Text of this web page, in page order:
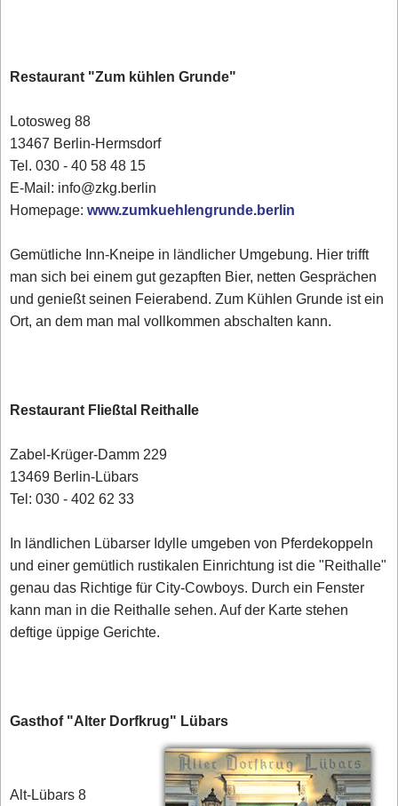
Restaurant "Zum kühlen Grunde"
Lotosweg 88
13467 Berlin-Hermsdorf
Tel. 030 - 40 58 48 15
E-Mail: info@zkg.berlin
Homepage:www.zumkuehlengrunde.berlin
Gemütliche Inn-Kneipe in ländlicher Umgebung. Hier trifft
man sich bei einem gut gezapften Bier, netten Gesprächen
und genießt seinen Feierabend. Zum Kühlen Grunde ist ein
Ort, an dem man mal vollkommen abschalten kann.
Restaurant Fließtal Reithalle
Zabel-Krüger-Damm 229
13469 Berlin-Lübars
Tel: 030 - 402 62 33
In ländlichen Lübarser Idylle umgeben von Pferdekoppeln
und einer gemütlich rustikalen Einrichtung ist die "Reithalle"
genau das Richtige für City-Cowboys. Durch ein Fenster
kann man in die Reithalle sehen. Auf der Karte stehen
deftige üppige Gerichte.
Gasthof "Alter Dorfkrug" Lübars
Alt-Lübars 8